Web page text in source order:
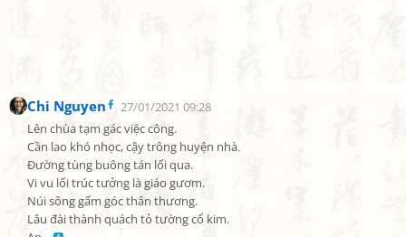
Chi Nguyen
27/01/2021 09:28
Lên chùa tạm gác việc công.
Cần lao khó nhọc, cậy trông huyện nhà.
Đường tùng buông tán lối qua.
Vi vu lối trúc tưởng là giáo gươm.
Núi sông gấm góc thân thương.
Lâu đài thành quách tỏ tường cổ kim.